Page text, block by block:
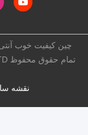
نقشه
چین کیفیت خوب